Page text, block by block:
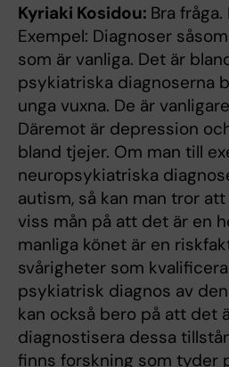
Kyriaki Kosidou: Bra
Exempel: Diagnoser
som är vanliga. Det är
psykiatriska diagnoserna
unga vuxna. De är
Däremot är depression
bland tjejer. Om man till
neuropsykiatriska
autism, så kan man tror
viss mån på att det är en
manliga könet är en
svårigheter som
psykiatrisk diagnos av
kan också bero på att det
diagnostisera dessa
finns forskning som tyder